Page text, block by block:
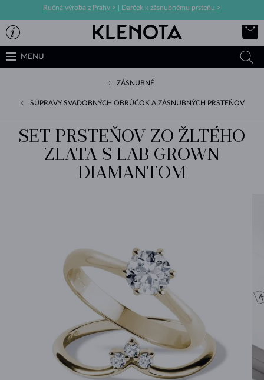
Ručná výroba z Prahy > Darček k zásnubnému prsteňu >
MENU
ZÁSNUBNÉ
SÚPRAVY SVADOBNÝCH OBRÚČOK A ZÁSNUBNÝCH PRSTEŇOV
SET PRSTEŇOV ZO ŽLTÉHO
ZLATA S LAB GROWN
DIAMANTOM